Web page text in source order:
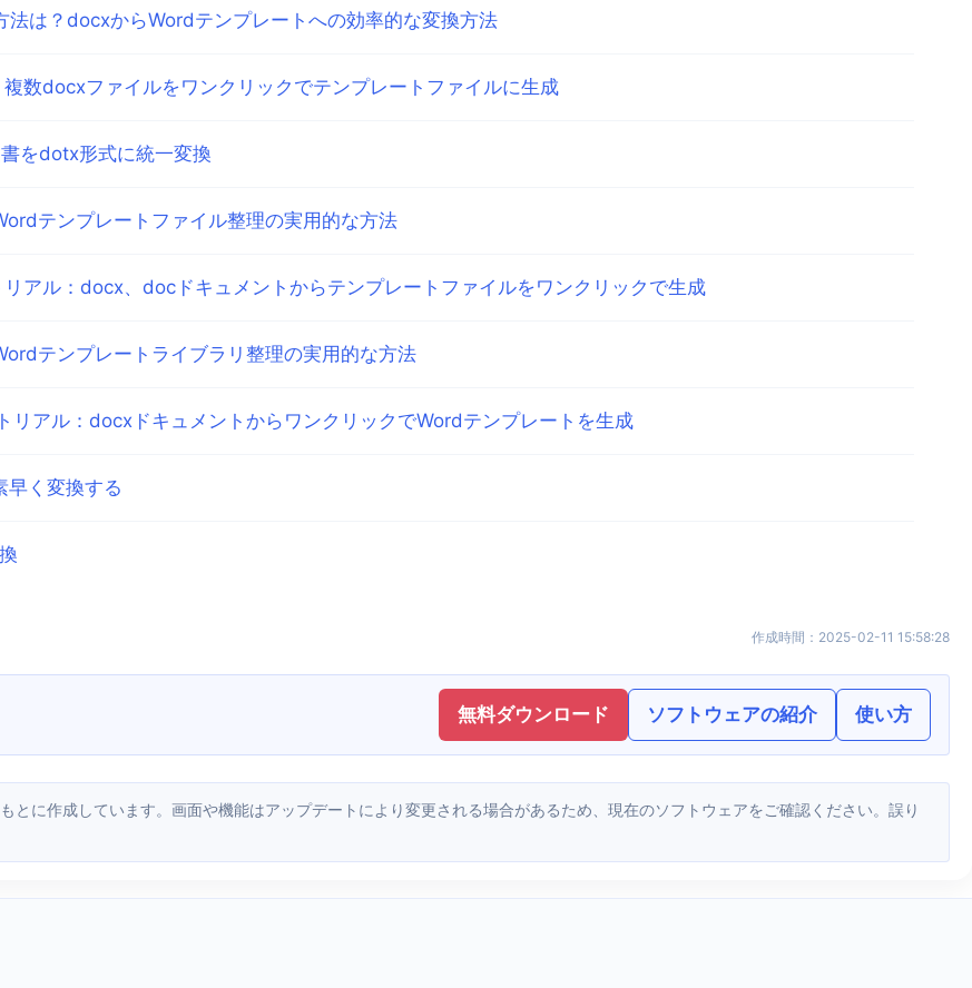
は？docxからWordテンプレートへの効率的な変換方法
数docxファイルをワンクリックでテンプレートファイルに生成
をdotx形式に統一変換
テンプレートファイル整理の実用的な方法
アル：docx、docドキュメントからテンプレートファイルをワンクリックで生成
テンプレートライブラリ整理の実用的な方法
アル：docxドキュメントからワンクリックでWordテンプレートを生成
く変換する
作成時間 ： 2025-02-11 15:58:28
無料ダウンロード ソフトウェアの紹介 使い方